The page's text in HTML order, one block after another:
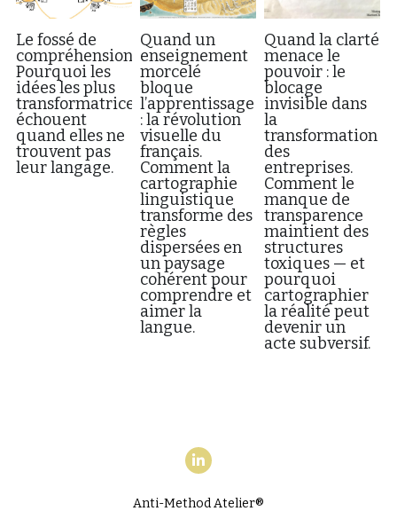
Le fossé de
compréhension.
Pourquoi les
idées les plus
transformatrices
échouent
quand elles ne
trouvent pas
leur langage.
Quand un
enseignement
morcelé
bloque
l’apprentissage
: la révolution
visuelle du
français.
Comment la
cartographie
linguistique
transforme des
règles
dispersées en
un paysage
cohérent pour
comprendre et
aimer la
langue.
Quand la clarté
menace le
pouvoir : le
blocage
invisible dans
la
transformation
des
entreprises.
Comment le
manque de
transparence
maintient des
structures
toxiques — et
pourquoi
cartographier
la réalité peut
devenir un
acte subversif.
Anti-Method Atelier®